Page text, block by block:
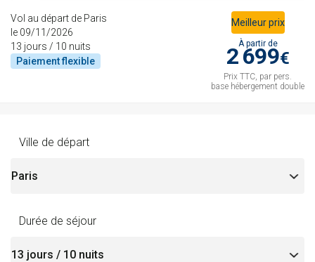
Meilleur prix
À partir de
2 699€
Prix TTC, par pers.
base hébergement double
Vol au départ de Paris
le 09/11/2026
13 jours / 10 nuits
Paiementflexible
Ville de départ
Durée de séjour